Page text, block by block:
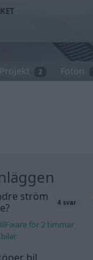
Projekt 2 Foton
ström
4 svar
för 2 timmar